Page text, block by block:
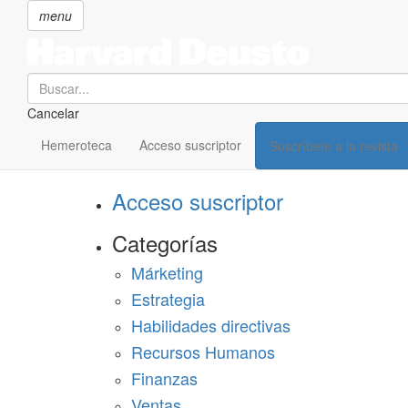
menu
Search
Cancelar
Hemeroteca Acceso suscriptor Suscríbete a la revista
SECCIONES
Suscríbete a Harvard Deusto
Acceso suscriptor
Categorías
Márketing
Estrategia
Habilidades directivas
Recursos Humanos
Finanzas